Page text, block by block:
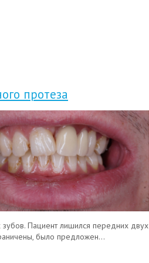
протеза
Пациент лишился передних двух
было предложен...